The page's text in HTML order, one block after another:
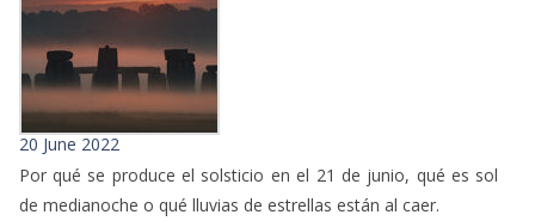
20 June 2022
Por qué se produce el solsticio en el 21 de junio, qué es sol
de medianoche o qué lluvias de estrellas están al caer.